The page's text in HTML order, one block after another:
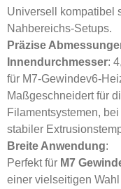
Universell kompatibel
Nahbereichs-Setups.
Präzise
Innendurchmesser:
für M7-Gewindev6-
Maßgeschneidert für
Filamentsystemen,
stabiler
Breite Anwendung:
Perfekt für M7
einer vielseitigen